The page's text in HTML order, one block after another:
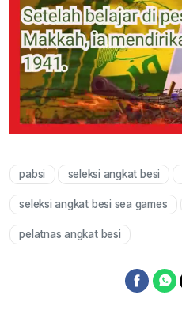
pabsi seleksi angkat besi
seleksi angkat besi sea games
pelatnas angkat besi